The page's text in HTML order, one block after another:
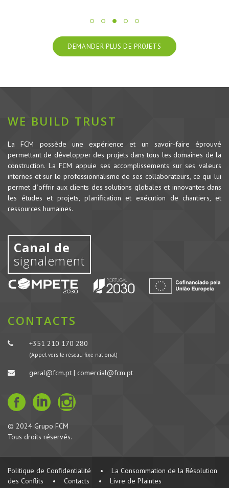
DEMANDER PLUS DE PROJETS
WE BUILD TRUST
La FCM possède une expérience et un savoir-faire éprouvé
permettant de développer des projets dans tous les domaines de la
construction. La FCM appuie ses accomplissements sur ses valeurs
internes et sur le professionnalisme de ses collaborateurs, ce qui lui
permet d`offrir aux clients des solutions globales et innovantes dans
les études et projets, planification et exécution de chantiers, et
ressources humaines.
Canal de
signalement
CONTACTS
+351 210 170 280
(Appel vers le réseau fixe national)
geral@fcm.pt | comercial@fcm.pt
© 2024 Grupo FCM
Tous droits réservés.
Politique de Confidentialité •
La Consommation de la Résolution
des Conflits
• Contacts • Livre de Plaintes